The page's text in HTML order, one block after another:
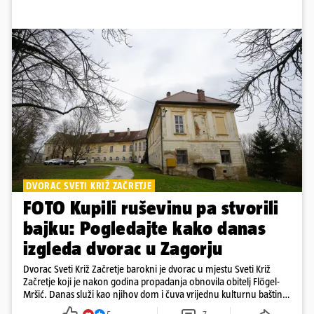
DVORAC SVETI KRIŽ ZAČRETJE
FOTO Kupili ruševinu pa stvorili
bajku: Pogledajte kako danas
izgleda dvorac u Zagorju
Dvorac Sveti Križ Začretje barokni je dvorac u mjestu Sveti Križ
Začretje koji je nakon godina propadanja obnovila obitelj Flögel-
Mršić. Danas služi kao njihov dom i čuva vrijednu kulturnu baštinu
davno zaboravljenog vremena